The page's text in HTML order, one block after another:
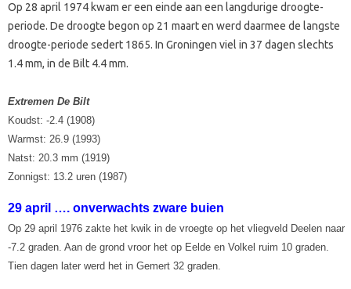
Op 28 april 1974 kwam er een einde aan een langdurige droogte-
periode. De droogte begon op 21 maart en werd daarmee de langste
droogte-periode sedert 1865. In Groningen viel in 37 dagen slechts
1.4 mm, in de Bilt 4.4 mm.
Extremen De Bilt
Koudst: -2.4 (1908)
Warmst: 26.9 (1993)
Natst: 20.3 mm (1919)
Zonnigst: 13.2 uren (1987)
29 april …. onverwachts zware buien
Op 29 april 1976 zakte het kwik in de vroegte op het vliegveld Deelen naar
-7.2 graden. Aan de grond vroor het op Eelde en Volkel ruim 10 graden.
Tien dagen later werd het in Gemert 32 graden.